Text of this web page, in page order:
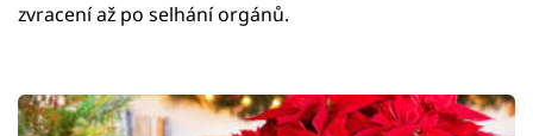
zvracení až po selhání orgánů.